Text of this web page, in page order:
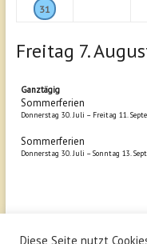
31
Freitag 7.
Ganztägig
Sommerferien
Donnerstag 30. Juli – Freitag 11.
Sommerferien
Donnerstag 30. Juli –Sonntag 13.
Diese Seite nutzt